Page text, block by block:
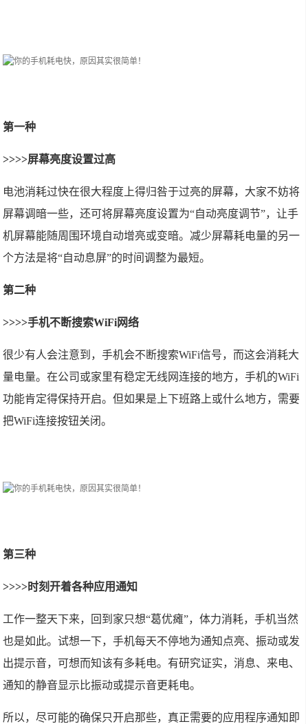
第一种
>>>>屏幕亮度设置过高
电池消耗过快在很大程度上得归咎于过亮的屏幕，大家不妨将
屏幕调暗一些，还可将屏幕亮度设置为“自动亮度调节”，让手
机屏幕能随周围环境自动增亮或变暗。减少屏幕耗电量的另一
个方法是将“自动息屏”的时间调整为最短。
第二种
>>>>手机不断搜索WiFi网络
很少有人会注意到，手机会不断搜索WiFi信号，而这会消耗大
量电量。在公司或家里有稳定无线网连接的地方，手机的WiFi
功能肯定得保持开启。但如果是上下班路上或什么地方，需要
把WiFi连接按钮关闭。
第三种
>>>>时刻开着各种应用通知
工作一整天下来，回到家只想“葛优瘫”，体力消耗，手机当然
也是如此。试想一下，手机每天不停地为通知点亮、振动或发
出提示音，可想而知该有多耗电。有研究证实，消息、来电、
通知的静音显示比振动或提示音更耗电。
所以，尽可能的确保只开启那些，真正需要的应用程序通知即